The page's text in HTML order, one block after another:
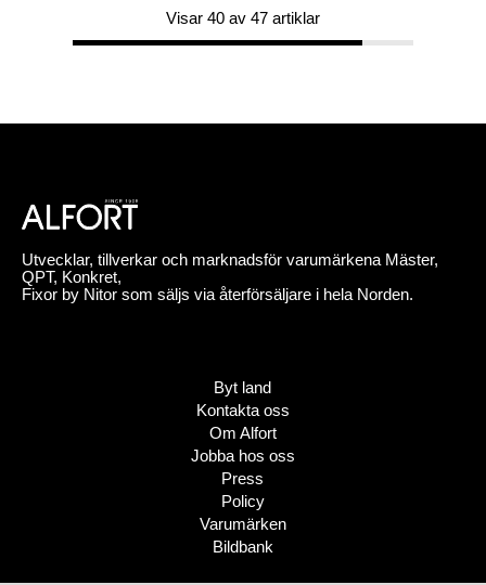
Visar 40 av 47 artiklar
Utvecklar, tillverkar och marknadsför varumärkena Mäster,
QPT, Konkret,
Fixor by Nitor som säljs via återförsäljare i hela Norden.
Byt land
Kontakta oss
Om Alfort
Jobba hos oss
Press
Policy
Varumärken
Bildbank